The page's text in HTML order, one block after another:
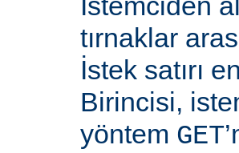
tırnaklar
İstek satırı
Birincisi,
yöntem GET